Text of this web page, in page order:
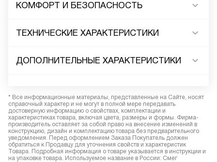
КОМФОРТ И БЕЗОПАСНОСТЬ
ТЕХНИЧЕСКИЕ ХАРАКТЕРИСТИКИ
ДОПОЛНИТЕЛЬНЫЕ ХАРАКТЕРИСТИКИ
* Все информационные материалы, представленные на Сайте, носят
справочный характер и не могут в полной мере передавать
достоверную информацию о свойствах, комплектации и
характеристиках товара, включая цвета, размеры и формы. Фирма-
производитель оставляет за собой право на внесение изменений в
конструкцию, дизайн и комплектацию товара без предварительного
уведомления. Перед оформлением Заказа Покупатель должен
обратиться к Продавцу для уточнения свойств и характеристик
Товара. Подробная информация о товаре указывается в инструкции и
на упаковке товара. Используемое название в России: Смег